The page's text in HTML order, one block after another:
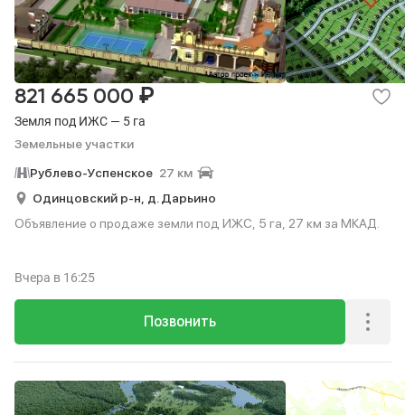
Земля под ИЖС — 5 га
Земельные участки
821 665 000 ₽
Рублево-Успенское 27 км
Одинцовский р-н, д. Дарьино
Объявление о продаже земли под ИЖС, 5 га, 27 км за МКАД.
Позвонить
Вчера в 16:25